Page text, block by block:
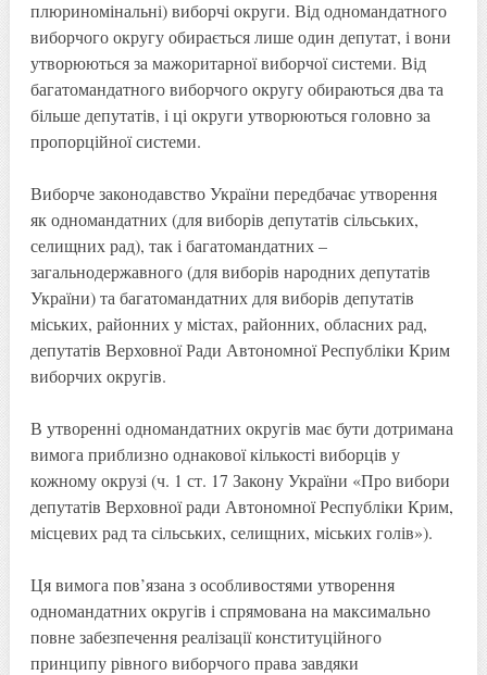
плюриномінальні) виборчі округи. Від одномандатного
виборчого округу обирається лише один депутат, і вони
утворюються за мажоритарної виборчої системи. Від
багатомандатного виборчого округу обираються два та
більше депутатів, і ці округи утворюються головно за
пропорційної системи.
Виборче законодавство України передбачає утворення
як одномандатних (для виборів депутатів сільських,
селищних рад), так і багатомандатних –
загальнодержавного (для виборів народних депутатів
України) та багатомандатних для виборів депутатів
міських, районних у містах, районних, обласних рад,
депутатів Верховної Ради Автономної Республіки Крим
виборчих округів.
В утворенні одномандатних округів має бути дотримана
вимога приблизно однакової кількості виборців у
кожному окрузі (ч. 1 ст. 17 Закону України «Про вибори
депутатів Верховної ради Автономної Республіки Крим,
місцевих рад та сільських, селищних, міських голів»).
Ця вимога пов’язана з особливостями утворення
одномандатних округів і спрямована на максимально
повне забезпечення реалізації конституційного
принципу рівного виборчого права завдяки